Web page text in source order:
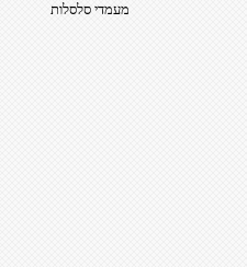
מעמדי סלסלות